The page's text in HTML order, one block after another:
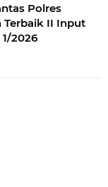
Polres
Terbaik II Input
2026